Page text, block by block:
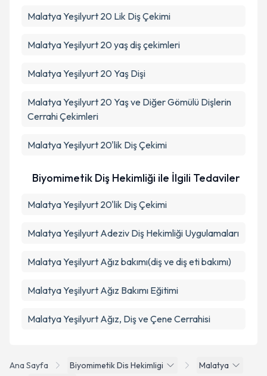
Ana Sayfa Biyomimetik Dis Hekimligi
Malatya
Malatya Yeşilyurt 20 Lik Diş Çekimi
Malatya Yeşilyurt 20 yaş diş çekimleri
Malatya Yeşilyurt 20 Yaş Dişi
Malatya Yeşilyurt 20 Yaş ve Diğer Gömülü Dişlerin
Cerrahi Çekimleri
Malatya Yeşilyurt 20'lik Diş Çekimi
Biyomimetik Diş Hekimliği ile İlgili Tedaviler
Malatya Yeşilyurt 20'lik Diş Çekimi
Malatya Yeşilyurt Adeziv Diş Hekimliği Uygulamaları
Malatya Yeşilyurt Ağız bakımı(diş ve diş eti bakımı)
Malatya Yeşilyurt Ağız Bakımı Eğitimi
Malatya Yeşilyurt Ağız, Diş ve Çene Cerrahisi